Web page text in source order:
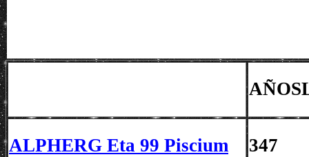
ALPHERG Eta 99 Piscium 347